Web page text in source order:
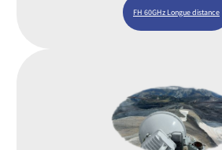
FH 60GHz Longue distance